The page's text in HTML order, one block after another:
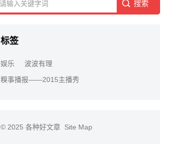
标签
娱乐
波波有理
糗事播报——2015主播秀
© 2025 各种好文章 Site Map